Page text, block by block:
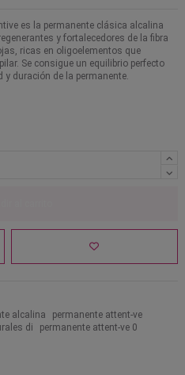
es la permanente clásica alcalina
y fortalecedores de la fibra
ricas en oligoelementos que
Se consigue un equilibrio perfecto
duración de la permanente.
alcalina
permanente attent-ve
di permanente attent-ve 0